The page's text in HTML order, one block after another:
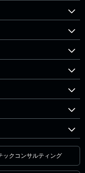
ックコンサルティング